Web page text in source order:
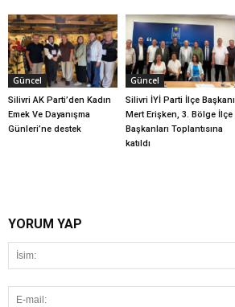
Güncel
Silivri AK Parti’den Kadın
Emek Ve Dayanışma
Günleri’ne destek
Güncel
Silivri İYİ Parti İlçe Başkanı
Mert Erişken, 3. Bölge İlçe
Başkanları Toplantısına
katıldı
YORUM YAP